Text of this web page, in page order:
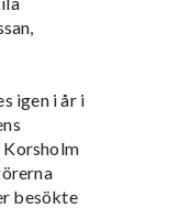
igen i år i
Korsholm
besökte